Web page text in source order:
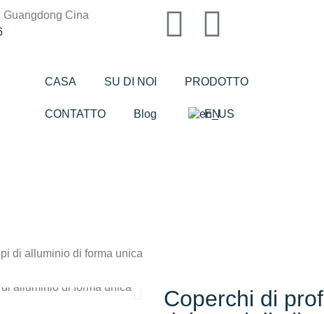
Cina
CASA SU DI NOI PRODOTTO
CONTATTO Blog EN
di alluminio di forma unica
Coperchi di